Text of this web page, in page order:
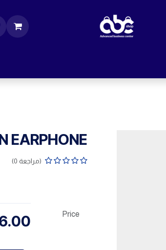
EARPHONE
(مراجعة 0)
Price